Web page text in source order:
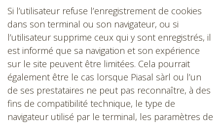
Si l’utilisateur refuse l’enregistrement de cookies
dans son terminal ou son navigateur, ou si
l’utilisateur supprime ceux qui y sont enregistrés, il
est informé que sa navigation et son expérience
sur le site peuvent être limitées. Cela pourrait
également être le cas lorsque Piasal sàrl ou l’un
de ses prestataires ne peut pas reconnaître, à des
fins de compatibilité technique, le type de
navigateur utilisé par le terminal, les paramètres de